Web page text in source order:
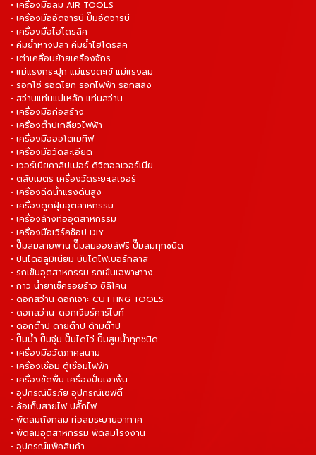
• เครื่องมือลม AIR TOOLS
• เครื่องมืออัดจารบี ปั๊มอัดจารบี
• เครื่องมือไฮโดรลิค
• คีมย้ำหางปลา คีมย้ำไฮโดรลิค
• เต่าเคลื่อนย้ายเครื่องจักร
• แม่แรงกระปุก แม่แรงตะเข้ แม่แรงลม
• รอกโซ่ รอดโยก รอกไฟฟ้า รอกสลิง
• สว่านแท่นแม่เหล็ก แท่นสว่าน
• เครื่องมือก่อสร้าง
• เครื่องต๊าปเกลียวไฟฟ้า
• เครื่องมือออโตเมทีฟ
• เครื่องมือวัดละเอียด
• เวอร์เนียคาลิปเปอร์ ดิจิตอลเวอร์เนีย
• ตลับเมตร เครื่องวัดระยะเลเซอร์
• เครื่องฉีดน้ำแรงดันสูง
• เครื่องดูดฝุ่นอุตสาหกรรม
• เครื่องล้างท่ออุตสาหกรรม
• เครื่องมือเวิร์คช็อป DIY
• ปั๊มลมสายพาน ปั๊มลมออยล์ฟรี ปั๊มลมทุกชนิด
• ปันไดอลูมิเนียม บันไดไฟเบอร์กลาส
• รถเข็นอุตสาหกรรม รถเข็นเฉพาะทาง
• กาว น้ำยาเช็ครอยร้าว ซิลิโคน
• ดอกสว่าน ดอกเจาะ CUTTING TOOLS
• ดอกสว่าน-ดอกเจียร์คาร์ไบท์
• ดอกต๊าป ดายต๊าป ด้ามต๊าป
• ปั๊มน้ำ ปั๊มจุ่ม ปั๊มไดโว่ ปั๊มสูบน้ำทุกชนิด
• เครื่องมือวัดภาคสนาม
• เครื่องเชื่อม ตู้เชื่อมไฟฟ้า
• เครื่องขัดพื้น เครื่องปั่นเงาพื้น
• อุปกรณ์นิรภัย อุปกรณ์เซฟตี้
• ล้อเก็บสายไฟ ปลั๊กไฟ
• พัดลมถังกลม ท่อลมระบายอากาศ
• พัดลมอุตสาหกรรม พัดลมโรงงาน
• อุปกรณ์แพ็คสินค้า